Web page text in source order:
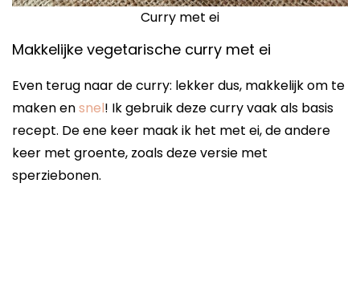
Curry met ei
Makkelijke vegetarische curry met ei
Even terug naar de curry: lekker dus, makkelijk om te
maken ensnel! Ik gebruik deze curry vaak als basis
recept. De ene keer maak ik het met ei, de andere
keer met groente, zoals deze versie met
sperziebonen.